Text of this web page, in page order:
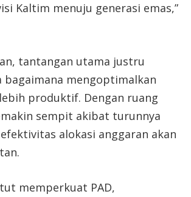
Kaltim menuju generasi emas,”
tantangan utama justru
bagaimana mengoptimalkan
produktif. Dengan ruang
sempit akibat turunnya
alokasi anggaran akan
memperkuat PAD,